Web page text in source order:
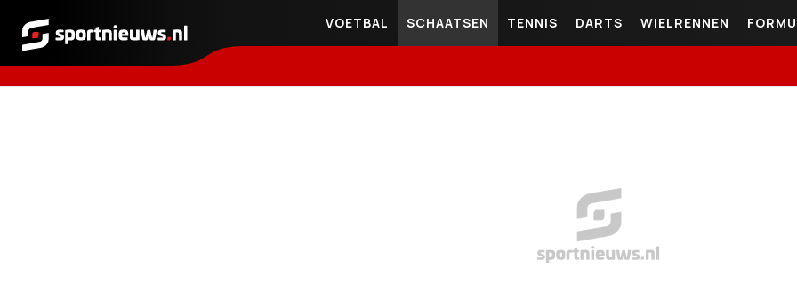
Sportnieuws.nl
VOETBAL SCHAATSEN TENNIS DARTS WIELRENNEN